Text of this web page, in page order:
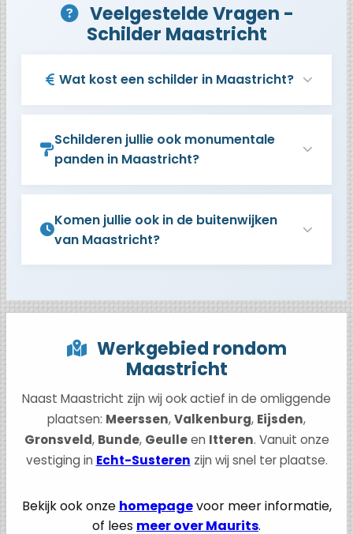
Veelgestelde Vragen -
Schilder Maastricht
Wat kost een schilder in Maastricht?
Schilderen jullie ook monumentale
panden in Maastricht?
Komen jullie ook in de buitenwijken
van Maastricht?
Werkgebied rondom
Maastricht
Naast Maastricht zijn wij ook actief in de omliggende
plaatsen: Meerssen,Valkenburg, Eijsden,
Gronsveld, Bunde, Geulleen Itteren. Vanuit onze
vestiging in Echt-Susteren zijn wij snel ter plaatse.
Bekijk ook onze homepagevoor meer informatie,
of lees meer over Maurits.